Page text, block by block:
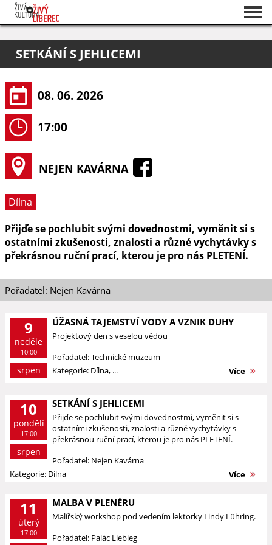
O projektu
Pořadatelé
SETKÁNÍ S JEHLICEMI
08. 06. 2026
17:00
NEJEN KAVÁRNA
Dílna
Přijďe se pochlubit svými dovednostmi, vyměnit si s
ostatními zkušenosti, znalosti a různé vychytávky s
překrásnou ruční prací, kterou je pro nás PLETENÍ.
Pořadatel: Nejen Kavárna
9
neděle
10:00
srpen
ÚŽASNÁ TAJEMSTVÍ VODY A VZNIK DUHY
Projektový den s veselou vědou
Pořadatel: Technické muzeum
Kategorie: Dílna, ...
Více
10
pondělí
17:00
srpen
SETKÁNÍ S JEHLICEMI
Přijďe se pochlubit svými dovednostmi, vyměnit si s
ostatními zkušenosti, znalosti a různé vychytávky s
překrásnou ruční prací, kterou je pro nás PLETENÍ.
Pořadatel: Nejen Kavárna
Kategorie: Dílna
Více
11
úterý
17:00
MALBA V PLENÉRU
Malířský workshop pod vedením lektorky Lindy Lühring.
Pořadatel: Palác Liebieg